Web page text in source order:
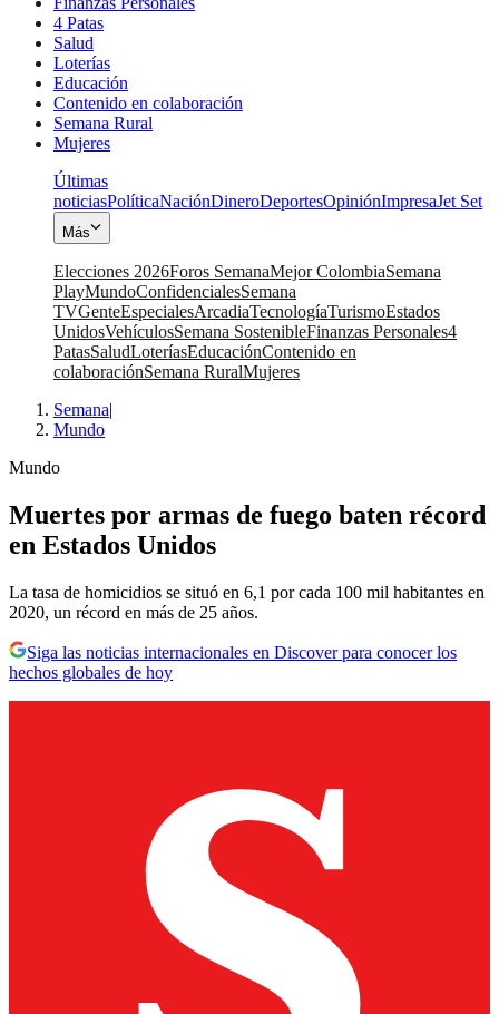
4 Patas
Salud
Loterías
Educación
Contenido en colaboración
Semana Rural
Mujeres
Últimas
noticiasPolíticaNaciónDineroDeportesOpiniónImpresaJet Set
Más
Elecciones 2026Foros SemanaMejor ColombiaSemana
PlayMundoConfidencialesSemana
TVGenteEspecialesArcadiaTecnologíaTurismoEstados
UnidosVehículosSemana SostenibleFinanzas Personales4
PatasSaludLoteríasEducaciónContenido en
colaboraciónSemana RuralMujeres
Semana|
Mundo
Mundo
Muertes por armas de fuego baten récord
en Estados Unidos
La tasa de homicidios se situó en 6,1 por cada 100 mil habitantes en
2020, un récord en más de 25 años.
Siga las noticias internacionales en Discover para conocer los
hechos globales de hoy